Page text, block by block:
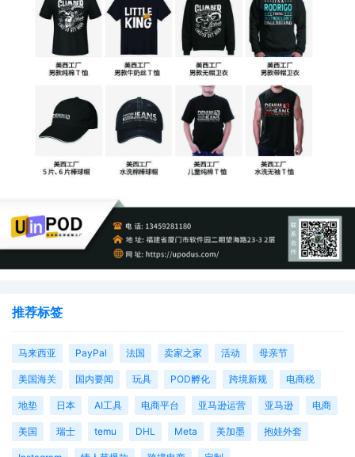
推荐标签
马来西亚 PayPal 法国 卖家之家 活动 母亲节
美国海关 国内要闻 玩具 POD孵化 跨境新规 电商税
地垫 日本 AI工具 电商平台 亚马逊运营 亚马逊 电商
美国 瑞士 temu DHL Meta 美加墨 抱娃外套